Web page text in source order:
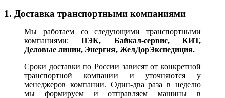
1. Доставка транспортными компаниями
Мы работаем со следующими транспортными
компаниями:ПЭК, Байкал-сервис, КИТ,
Деловые линии, Энергия, ЖелДорЭкспедиция.
Сроки доставки по России зависят от конкретной
транспортной компании и уточняются у
менеджеров компании. Один-два раза в неделю
мы формируем и отправляем машины в